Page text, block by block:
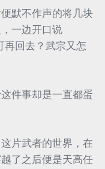
默不作声的将几块
一边开口说
再回去？武宗又怎
件事却是一直都蛋
片武者的世界，在
了之后便是天高任